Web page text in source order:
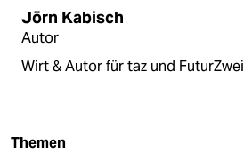
Jörn Kabisch
Autor
Wirt & Autor für taz und FuturZwei
Themen